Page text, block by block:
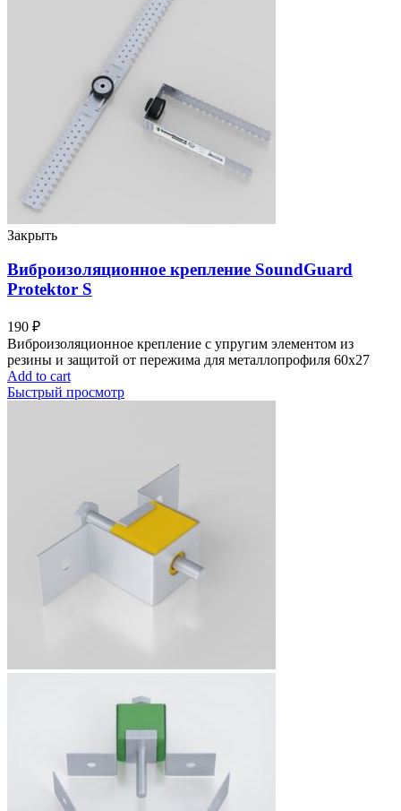
Закрыть
Виброизоляционное крепление SoundGuard
Protektor S
190 ₽
Виброизоляционное крепление с упругим элементом из
резины и защитой от пережима для металлопрофиля 60x27
Add to cart
Быстрый просмотр